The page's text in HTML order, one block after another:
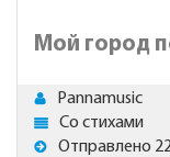
Мой город
Pannamusic
Со стихами
Отправлено